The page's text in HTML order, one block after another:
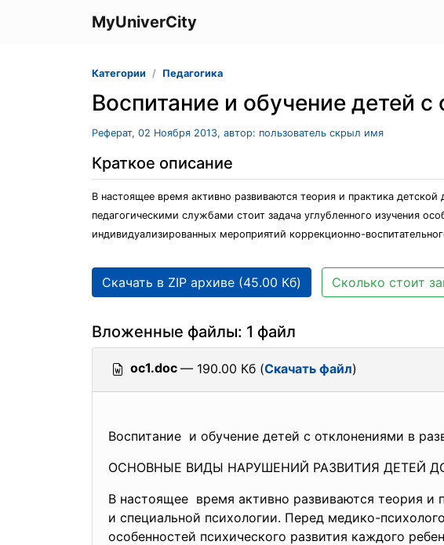
MyUniverCity
Категории Педагогика
Воспитание и обучение детей
Реферат, 02 Ноября 2013, автор: пользователь скрыл имя
Краткое описание
В настоящее время активно развиваются теория и практика
педагогическими службами стоит задача углубленного изучения
индивидуализированных мероприятий коррекционно-
Скачать в ZIP архиве (45.00 Кб) Сколько стоит
Вложенные файлы: 1 файл
ос1.doc — 190.00 Кб (Скачать файл)
Воспитание и обучение детей с отклонениями в
ОСНОВНЫЕ ВИДЫ НАРУШЕНИЙ РАЗВИТИЯ ДЕТЕЙ
В настоящее время активно развиваются теория и
и специальной психологии. Перед медико-
особенностей психического развития каждого